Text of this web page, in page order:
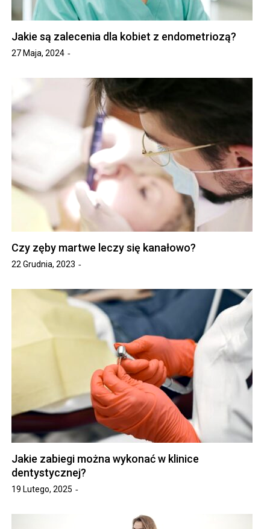
Jakie są zalecenia dla kobiet z endometriozą?
27 Maja, 2024
Czy zęby martwe leczy się kanałowo?
22 Grudnia, 2023
Jakie zabiegi można wykonać w klinice
dentystycznej?
19 Lutego, 2025